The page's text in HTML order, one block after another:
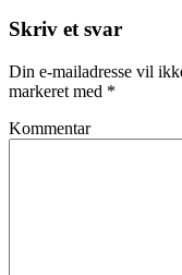
Skriv et svar
Din e-mailadresse vil
markeret med *
Kommentar